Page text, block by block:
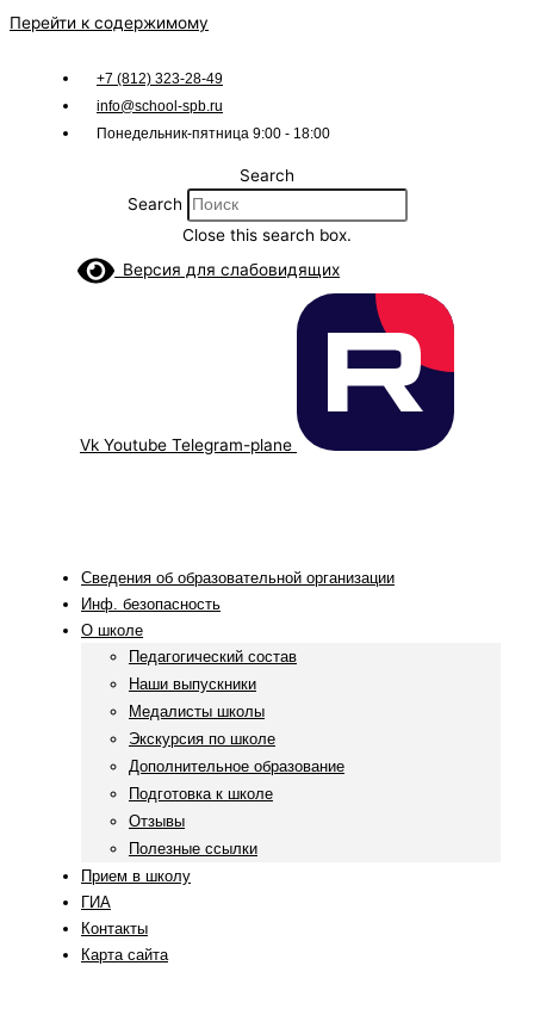
Перейти к содержимому
+7 (812) 323-28-49
info@school-spb.ru
Понедельник-пятница 9:00 - 18:00
Search
Search
Close this search box.
Версия для слабовидящих
Vk Youtube Telegram-plane
Сведения об образовательной организации
Инф. безопасность
О школе
Педагогический состав
Наши выпускники
Медалисты школы
Экскурсия по школе
Дополнительное образование
Подготовка к школе
Отзывы
Полезные ссылки
Прием в школу
ГИА
Контакты
Карта сайта